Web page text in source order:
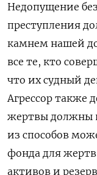
Недопущение
преступления
камнем нашей
все те, кто
что их судный
Агрессор также
жертвы должны
из способов
фонда для
активов и